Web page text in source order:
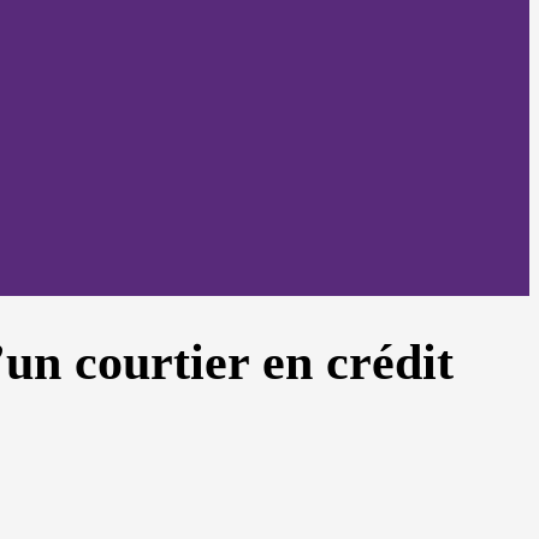
courtier en crédit